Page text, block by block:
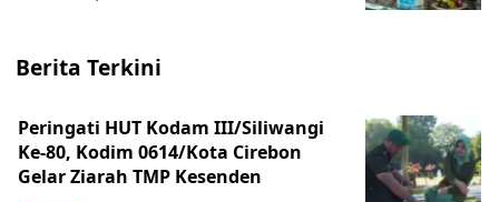
Berita Terkini
Peringati HUT Kodam III/Siliwangi
Ke-80, Kodim 0614/Kota Cirebon
Gelar Ziarah TMP Kesenden